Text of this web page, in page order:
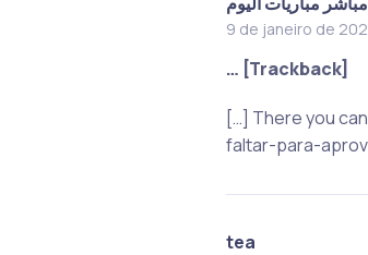
9 de janeiro de
… [Trackback]
[…] There you
faltar-para-
tea